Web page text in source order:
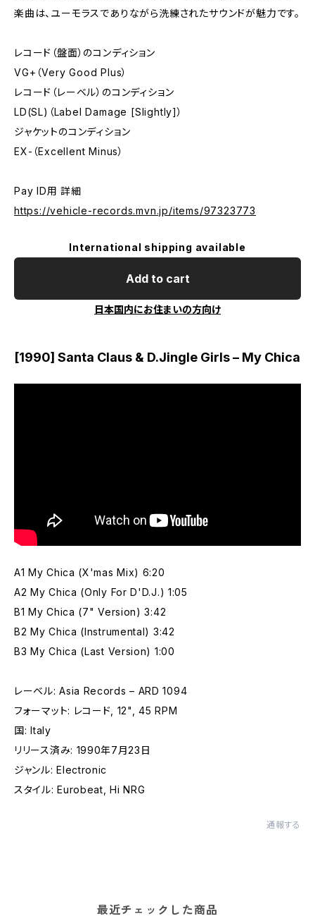
楽曲は、ユーモラスでありながら洗練されたサウンドが魅力です。
レコード（盤面）のコンディション
VG+（Very Good Plus）
レコード（レーベル）のコンディション
LD(SL)（Label Damage [Slightly]）
ジャケットのコンディション
EX-（Excellent Minus）
Pay ID用 詳細
https://vehicle-records.mvn.jp/items/97323773
International shipping available
Add to cart
日本国内にお住まいの方向け
[1990] Santa Claus & D.Jingle Girls – My Chica
A1 My Chica (X'mas Mix) 6:20
A2 My Chica (Only For D'D.J.) 1:05
B1 My Chica (7" Version) 3:42
B2 My Chica (Instrumental) 3:42
B3 My Chica (Last Version) 1:00
レーベル: Asia Records – ARD 1094
フォーマット: レコード, 12", 45 RPM
国: Italy
リリース済み: 1990年7月23日
ジャンル: Electronic
スタイル: Eurobeat, Hi NRG
通報する
最近チェックした商品